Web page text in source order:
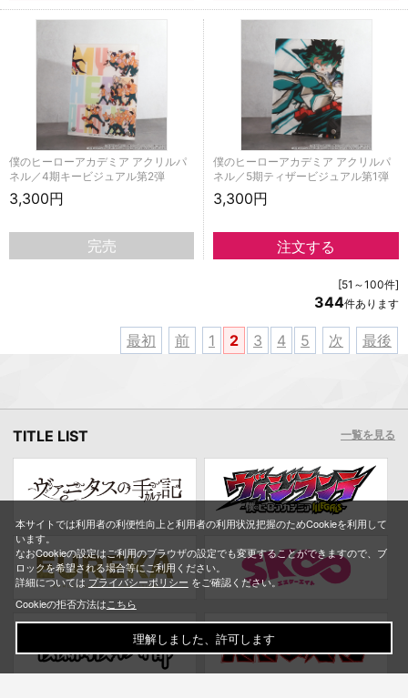
僕のヒーローアカデミア アクリルパ
ネル／4期キービジュアル第2弾
3,300円
完売
僕のヒーローアカデミア アクリルパ
ネル／5期ティザービジュアル第1弾
3,300円
[51～100件]
344件あります
最初 前 1 2 3 4 5 次 最後
TITLE LIST 一覧を見る
本サイトでは利用者の利便性向上と利用者の利用状況把握のためCookieを利用して
います。
なおCookieの設定はご利用のブラウザの設定でも変更することができますので、ブ
ロックを希望される場合等にご利用ください。
詳細についてはプライバシーポリシー をご確認ください。
Cookieの拒否方法はこちら
理解しました、許可します